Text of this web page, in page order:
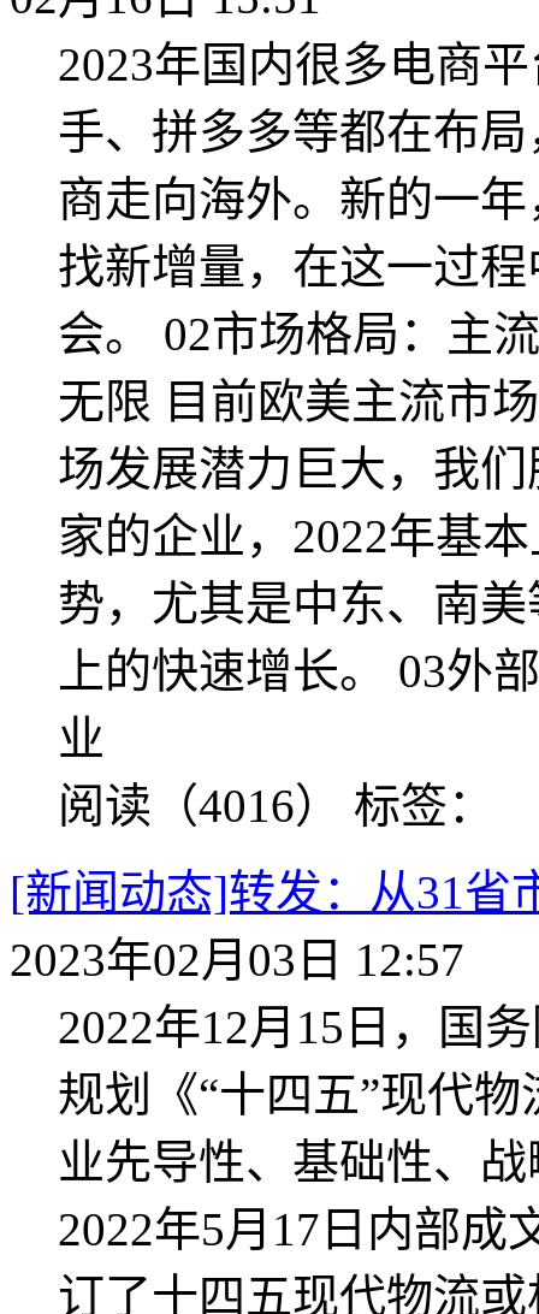
2023年国内很多电商
手、拼多多等都在布
商走向海外。新的一
找新增量，在这一过
会。 02市场格局：主
无限 目前欧美主流市
场发展潜力巨大，我
家的企业，2022年基
势，尤其是中东、南
上的快速增长。 03外
业
阅读（4016） 标签：
[新闻动态]转发：从31省
2023年02月03日 12:57
2022年12月15日，国
规划《“十四五”现代
业先导性、基础性、
2022年5月17日内部成
订了十四五现代物流